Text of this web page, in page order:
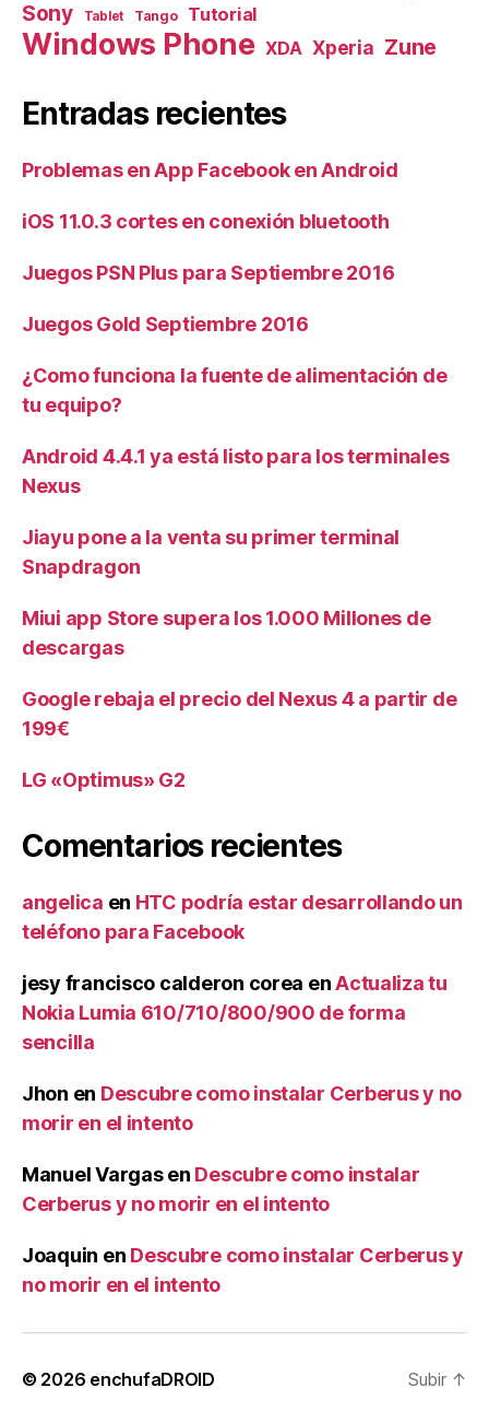
Sony Tablet Tango Tutorial
Windows Phone XDA Xperia Zune
Entradas recientes
Problemas en App Facebook en Android
iOS 11.0.3 cortes en conexión bluetooth
Juegos PSN Plus para Septiembre 2016
Juegos Gold Septiembre 2016
¿Como funciona la fuente de alimentación de
tu equipo?
Android 4.4.1 ya está listo para los terminales
Nexus
Jiayu pone a la venta su primer terminal
Snapdragon
Miui app Store supera los 1.000 Millones de
descargas
Google rebaja el precio del Nexus 4 a partir de
199€
LG «Optimus» G2
Comentarios recientes
angelica en HTC podría estar desarrollando un
teléfono para Facebook
jesy francisco calderon corea enActualiza tu
Nokia Lumia 610/710/800/900 de forma
sencilla
Jhon en Descubre como instalar Cerberus y no
morir en el intento
Manuel Vargasen Descubre como instalar
Cerberus y no morir en el intento
Joaquin en Descubre como instalar Cerberus y
no morir en el intento
© 2026 enchufaDROID Subir ↑